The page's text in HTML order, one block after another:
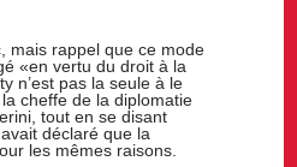
mais rappel que ce mode
«en vertu du droit à la
n’est pas la seule à le
cheffe de la diplomatie
tout en se disant
déclaré que la
les mêmes raisons.